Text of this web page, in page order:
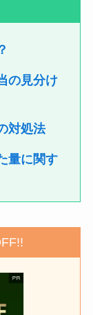
の見分け
対処法
量に関す